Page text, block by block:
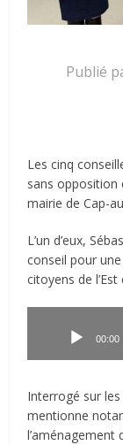
Publié
Les cinq
sans opposition
mairie de Cap-
L’un d’eux,
conseil pour
citoyens de
00:00
Interrogé sur
mentionne
l’aménagement